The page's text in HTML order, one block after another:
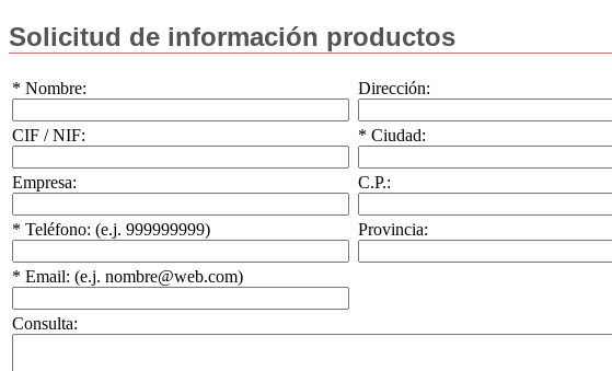
Solicitud de información productos
* Nombre: Dirección:
CIF / NIF: * Ciudad:
Empresa: C.P.:
* Teléfono: (e.j. 999999999) Provincia:
* Email: (e.j. nombre@web.com)
Consulta: